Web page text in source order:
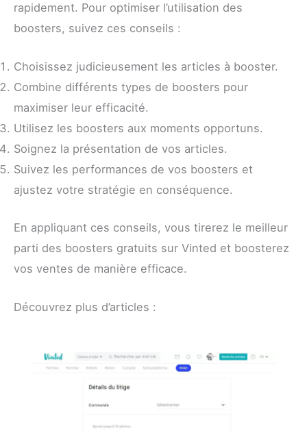
rapidement. Pour optimiser l’utilisation des
boosters, suivez ces conseils :
Choisissez judicieusement les articles à booster.
Combine différents types de boosters pour
maximiser leur efficacité.
Utilisez les boosters aux moments opportuns.
Soignez la présentation de vos articles.
Suivez les performances de vos boosters et
ajustez votre stratégie en conséquence.
En appliquant ces conseils, vous tirerez le meilleur
parti des boosters gratuits sur Vinted et boosterez
vos ventes de manière efficace.
Découvrez plus d’articles :